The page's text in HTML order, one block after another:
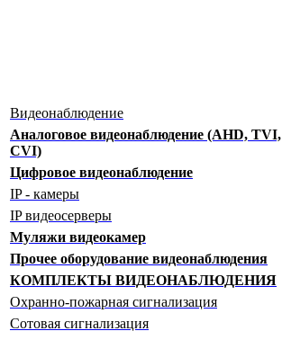
Видеонаблюдение
Аналоговое видеонаблюдение (AHD, TVI,
CVI)
Цифровое видеонаблюдение
IP - камеры
IP видеосерверы
Муляжи видеокамер
Прочее оборудование видеонаблюдения
КОМПЛЕКТЫ ВИДЕОНАБЛЮДЕНИЯ
Охранно-пожарная сигнализация
Сотовая сигнализация